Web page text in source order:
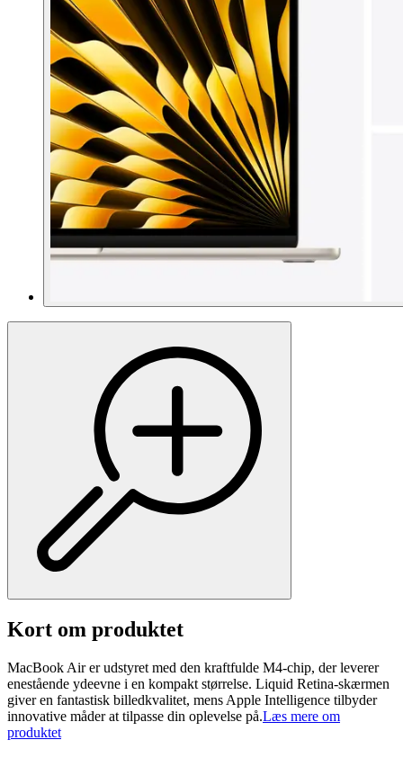
Kort om produktet
MacBook Air er udstyret med den kraftfulde M4-chip, der leverer
enestående ydeevne i en kompakt størrelse. Liquid Retina-skærmen
giver en fantastisk billedkvalitet, mens Apple Intelligence tilbyder
innovative måder at tilpasse din oplevelse på.Læs mere om
produktet